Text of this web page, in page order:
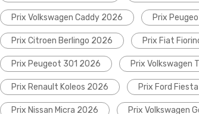
Prix Volkswagen Caddy 2026 Prix
Prix Citroen Berlingo 2026 Prix Fiat
Prix Peugeot 301 2026 Prix Volkswagen
Prix Renault Koleos 2026 Prix Ford
Prix Nissan Micra 2026 Prix Volkswagen